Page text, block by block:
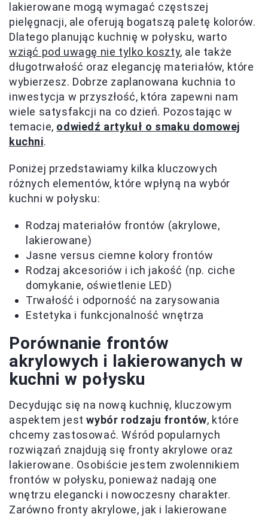
lakierowane mogą wymagać częstszej
pielęgnacji, ale oferują bogatszą paletę kolorów.
Dlatego planując kuchnię w połysku, warto
wziąć pod uwagę nie tylko koszty, ale także
długotrwałość oraz elegancję materiałów, które
wybierzesz. Dobrze zaplanowana kuchnia to
inwestycja w przyszłość, która zapewni nam
wiele satysfakcji na co dzień. Pozostając w
temacie, odwiedź artykuł o smaku domowej
kuchni.
Poniżej przedstawiamy kilka kluczowych
różnych elementów, które wpłyną na wybór
kuchni w połysku:
Rodzaj materiałów frontów (akrylowe,
lakierowane)
Jasne versus ciemne kolory frontów
Rodzaj akcesoriów i ich jakość (np. ciche
domykanie, oświetlenie LED)
Trwałość i odporność na zarysowania
Estetyka i funkcjonalność wnętrza
Porównanie frontów
akrylowych i lakierowanych w
kuchni w połysku
Decydując się na nową kuchnię, kluczowym
aspektem jestwybór rodzaju frontów, które
chcemy zastosować. Wśród popularnych
rozwiązań znajdują się fronty akrylowe oraz
lakierowane. Osobiście jestem zwolennikiem
frontów w połysku, ponieważ nadają one
wnętrzu elegancki i nowoczesny charakter.
Zarówno fronty akrylowe, jak i lakierowane